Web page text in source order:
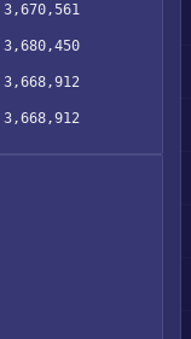
3,670,561
3,680,450
3,668,912
3,668,912